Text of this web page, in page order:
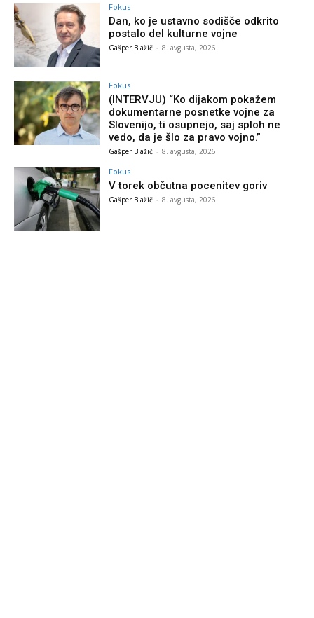
Fokus
Dan, ko je ustavno sodišče odkrito
postalo del kulturne vojne
Gašper Blažič - 8. avgusta, 2026
Fokus
(INTERVJU) “Ko dijakom pokažem
dokumentarne posnetke vojne za
Slovenijo, ti osupnejo, saj sploh ne
vedo, da je šlo za pravo vojno.”
Gašper Blažič - 8. avgusta, 2026
Fokus
V torek občutna pocenitev goriv
Gašper Blažič - 8. avgusta, 2026